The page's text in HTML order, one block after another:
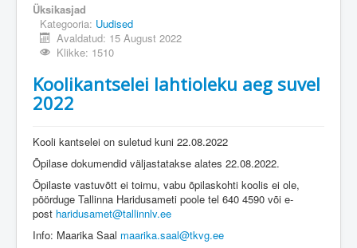
Üksikasjad
Kategooria: Uudised
Avaldatud: 15 August 2022
Klikke: 1510
Koolikantselei lahtioleku aeg suvel
2022
Kooli kantselei on suletud kuni 22.08.2022
Õpilase dokumendid väljastatakse alates 22.08.2022.
Õpilaste vastuvõtt ei toimu, vabu õpilaskohti koolis ei ole,
pöörduge Tallinna Haridusameti poole tel 640 4590 või e-
post haridusamet@tallinnlv.ee
Info: Maarika Saal maarika.saal@tkvg.ee